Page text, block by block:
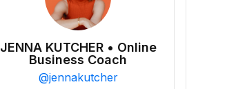
JENNA KUTCHER • Online
Business Coach
@jennakutcher